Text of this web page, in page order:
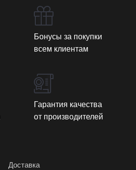
Бонусы за покупки
всем клиентам
Гарантия качества
от производителей
Доставка